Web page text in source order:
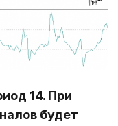
14. При
будет